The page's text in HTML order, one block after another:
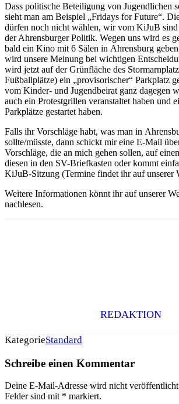
Dass politische Beteiligung von Jugendlichen
sieht man am Beispiel „Fridays for Future“.
dürfen noch nicht wählen, wir vom KiJuB sind
der Ahrensburger Politik. Wegen uns wird es
bald ein Kino mit 6 Sälen in Ahrensburg
wird unsere Meinung bei wichtigen
wird jetzt auf der Grünfläche des
Fußballplätze) ein „provisorischer“ Parkplatz
vom Kinder- und Jugendbeirat ganz dagegen
auch ein Protestgrillen veranstaltet haben und
Parkplätze gestartet haben.
Falls ihr Vorschläge habt, was man in
sollte/müsste, dann schickt mir eine E-Mail
Vorschläge, die an mich gehen sollen, auf
diesen in den SV-Briefkasten oder kommt
KiJuB-Sitzung (Termine findet ihr auf unserer
Weitere Informationen könnt ihr auf unserer
nachlesen.
REDAKTION
KategorieStandard
Schreibe einen Kommentar
Deine E-Mail-Adresse wird nicht
Felder sind mit * markiert.